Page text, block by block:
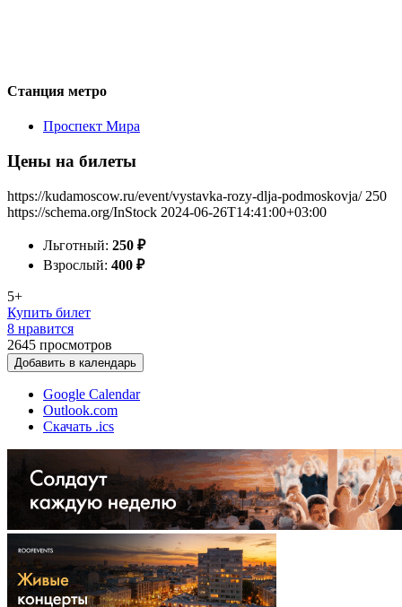
Станция метро
Проспект Мира
Цены на билеты
https://kudamoscow.ru/event/vystavka-rozy-dlja-podmoskovja/ 250
https://schema.org/InStock 2024-06-26T14:41:00+03:00
Льготный: 250 ₽
Взрослый: 400 ₽
5+
Купить билет
8 нравится
2645 просмотров
Добавить в календарь
Google Calendar
Outlook.com
Скачать .ics